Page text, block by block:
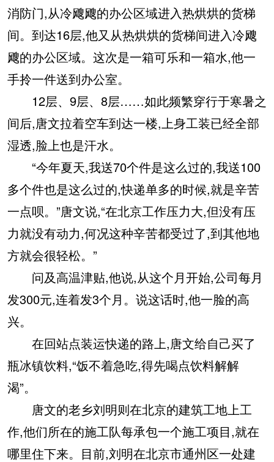
消防门,从冷飕飕的办公区域进入热烘烘的货梯
间。到达16层,他又从热烘烘的货梯间进入冷飕
飕的办公区域。这次是一箱可乐和一箱水,他一
手拎一件送到办公室。
12层、9层、8层……如此频繁穿行于寒暑之
间后,唐文拉着空车到达一楼,上身工装已经全部
湿透,脸上也是汗水。
“今年夏天,我送70个件是这么过的,我送100
多个件也是这么过的,快递单多的时候,就是辛苦
一点呗。”唐文说,“在北京工作压力大,但没有压
力就没有动力,何况这种辛苦都受过了,到其他地
方就会很轻松。”
问及高温津贴,他说,从这个月开始,公司每月
发300元,连着发3个月。说这话时,他一脸的高
兴。
在回站点装运快递的路上,唐文给自己买了
瓶冰镇饮料,“饭不着急吃,得先喝点饮料解解
渴”。
唐文的老乡刘明则在北京的建筑工地上工
作,他们所在的施工队每承包一个施工项目,就在
哪里住下来。目前,刘明在北京市通州区一处建